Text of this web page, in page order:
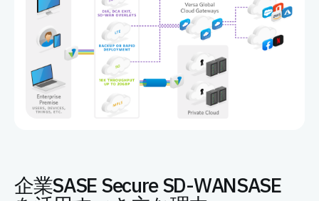
企業SASE Secure SD-WANSASE